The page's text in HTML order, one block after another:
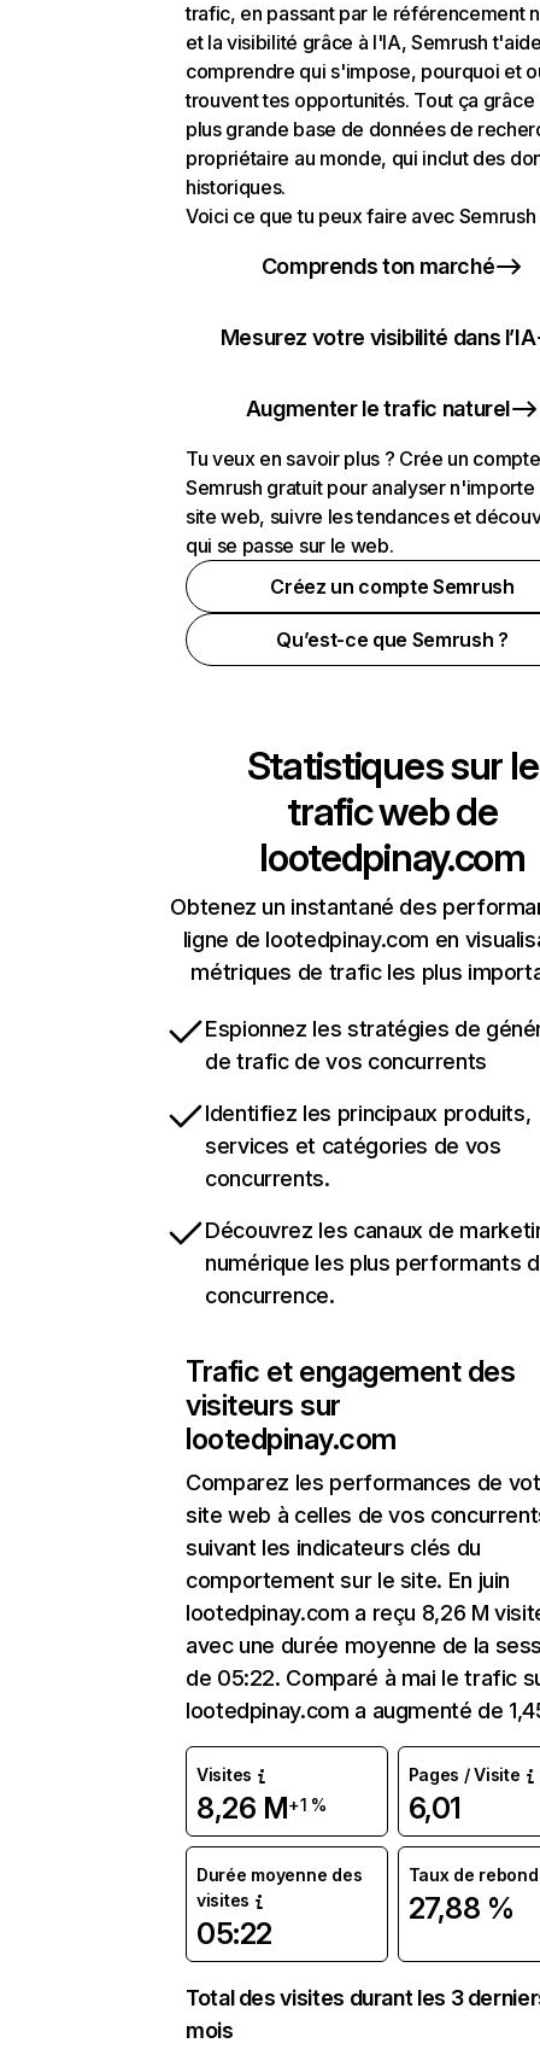
trafic, en passant par le référencement
et la visibilité grâce à l'IA, Semrush
comprendre qui s'impose, pourquoi et
trouvent tes opportunités. Tout ça grâce
plus grande base de données de
propriétaire au monde, qui inclut des
historiques.
Voici ce que tu peux faire avec Semrush
Comprends ton marché
Mesurez votre visibilité dans l’IA
Augmenter le trafic naturel
Tu veux en savoir plus ? Crée un compte
Semrush gratuit pour analyser n'importe
site web, suivre les tendances et
qui se passe sur le web.
Créez un compte Semrush
Qu’est-ce que Semrush ?
Statistiques sur le
trafic web de
lootedpinay.com
Obtenez un instantané des
ligne de lootedpinay.com en
métriques de trafic les plus
Espionnez les stratégies de
de trafic de vos concurrents
Identifiez les principaux produits,
services et catégories de vos
concurrents.
Découvrez les canaux de
numérique les plus performants
concurrence.
Trafic et engagement des
visiteurs sur
lootedpinay.com
Comparez les performances de
site web à celles de vos
suivant les indicateurs clés du
comportement sur le site. En juin
lootedpinay.com a reçu 8,26 M
avec une durée moyenne de la
de 05:22. Comparé à mai le trafic
lootedpinay.com a augmenté de
Visites
8,26 M+1 %
Pages / Visite
6,01
Durée moyenne des
visites
05:22
Taux de rebond
27,88 %
Total des visites durant les 3
mois